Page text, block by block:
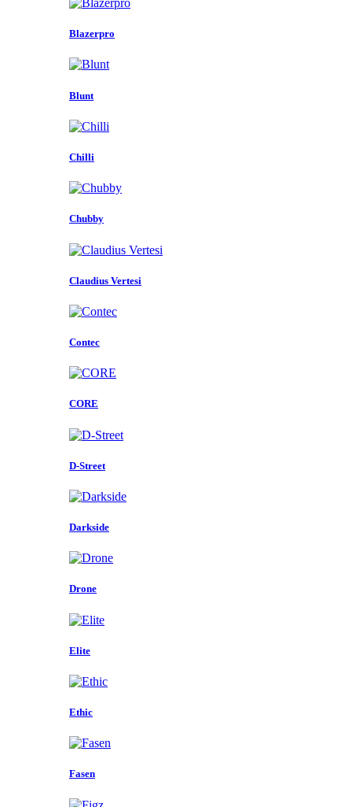
Blazerpro
Blunt
Chilli
Chubby
Claudius Vertesi
Contec
CORE
D-Street
Darkside
Drone
Elite
Ethic
Fasen